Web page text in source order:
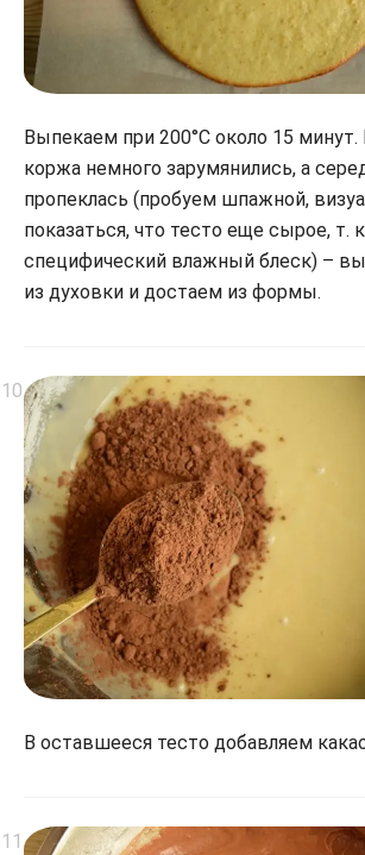
Выпекаем при 200°С около 15 минут.
коржа немного зарумянились, а
пропеклась (пробуем шпажной,
показаться, что тесто еще сырое, т.
специфический влажный блеск) –
из духовки и достаем из формы.
В оставшееся тесто добавляем